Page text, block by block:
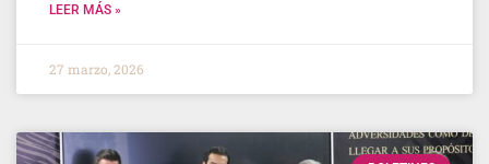
LEER MÁS »
27 marzo, 2026